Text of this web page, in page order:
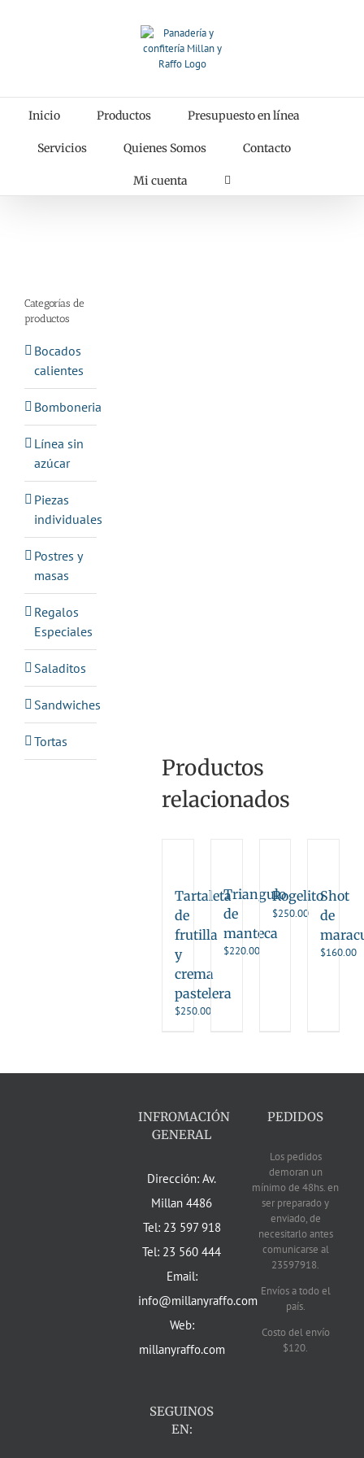
Inicio Productos Presupuesto en línea
Servicios Quienes Somos Contacto
Mi cuenta
Productos
relacionados
Tartaleta
de
frutilla
y
crema
pastelera
$250.00
Triangulo
de
manteca
$220.00
Rogelito
$250.00
Shot
de
$160.00
Categorías de
productos
Bocados
calientes
Bomboneria
Línea sin
azúcar
Piezas
individuales
Postres y
masas
Regalos
Especiales
Saladitos
Sandwiches
Tortas
INFROMACIÓN
GENERAL
Dirección: Av.
Millan 4486
Tel: 23 597 918
Tel: 23 560 444
Email:
info@millanyraffo.com
Web:
millanyraffo.com
SEGUINOS
EN:
PEDIDOS
Los pedidos
demoran un
mínimo de 48hs. en
ser preparado y
enviado, de
necesitarlo antes
comunicarse al
23597918.
Envíos a todo el
país.
Costo del envío
$120.